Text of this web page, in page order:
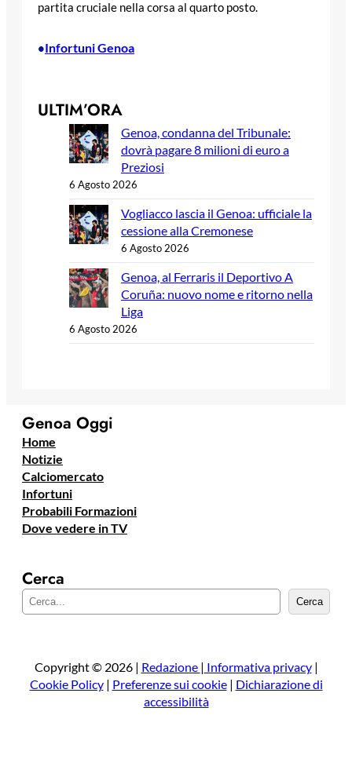
partita cruciale nella corsa al quarto posto.
•Infortuni Genoa
ULTIM’ORA
Genoa, condanna del Tribunale:
dovrà pagare 8 milioni di euro a
Preziosi
6 Agosto 2026
Vogliacco lascia il Genoa: ufficiale la
cessione alla Cremonese
6 Agosto 2026
Genoa, al Ferraris il Deportivo A
Coruña: nuovo nome e ritorno nella
Liga
6 Agosto 2026
Genoa Oggi
Home
Notizie
Calciomercato
Infortuni
Probabili Formazioni
Dove vedere in TV
Cerca
e
a
Cerca
Copyright © 2026 | Redazione | Informativa privacy|
Cookie Policy| Preferenze sui cookie| Dichiarazione di
accessibilità